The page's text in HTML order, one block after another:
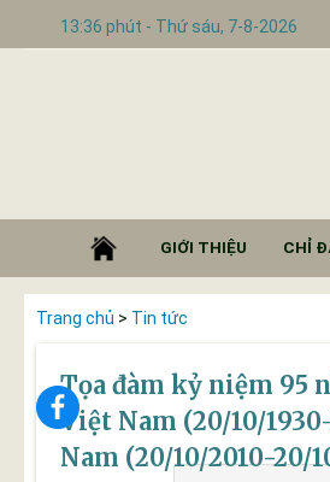
13:36 phút - Thứ sáu, 7-8-2026
mạnh truyền thông đưa báo ngành tới
GIỚI THIỆU CHỈ
Trang chủ > Tin tức
Tọa đàm kỷ niệm 95
Việt Nam (20/10/
Nam (20/10/2010-20/